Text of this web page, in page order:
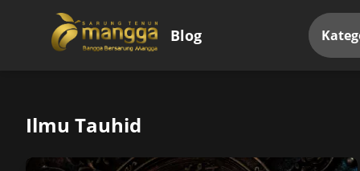
Blog
Ilmu Tauhid